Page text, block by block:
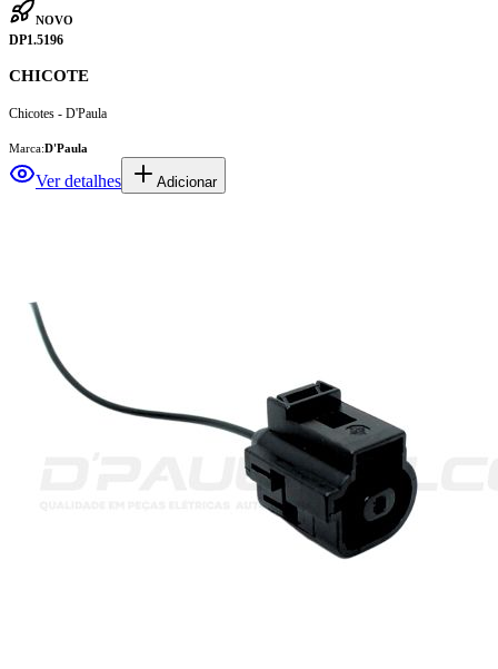
NOVO
DP1.5196
CHICOTE
Chicotes - D'Paula
Marca:D'Paula
Ver detalhes Adicionar